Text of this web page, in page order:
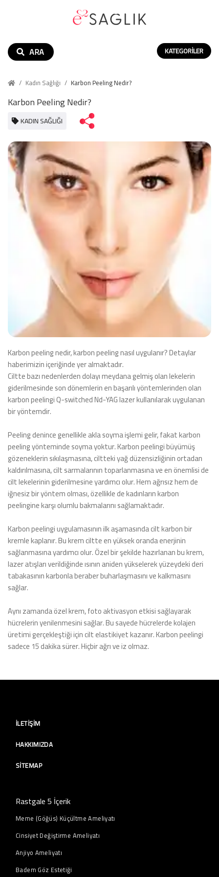
ARA KATEGORILER
/ Kadın Sağlığı / Karbon Peeling Nedir?
Karbon Peeling Nedir?
KADIN SAĞLIĞI
Karbon peeling nedir, karbon peeling nasıl uygulanır? Detaylar
haberimizin içeriğinde yer almaktadır.
Ciltte bazı nedenlerden dolayı meydana gelmiş olan lekelerin
giderilmesinde son dönemlerin en başarılı yöntemlerinden olan
karbon peelingi Q-switched Nd-YAG lazer kullanılarak uygulanan
bir yöntemdir.
Peeling denince genellikle akla soyma işlemi gelir, fakat karbon
peeling yönteminde soyma yoktur. Karbon peelingi büyümüş
gözeneklerin sıkılaşmasına, ciltteki yağ düzensizliğinin ortadan
kaldırılmasına, cilt sarmalarının toparlanmasına ve en önemlisi de
cilt lekelerinin giderilmesine yardımcı olur. Hem ağrısız hem de
iğnesiz bir yöntem olması, özellikle de kadınların karbon
peelingine karşı olumlu bakmalarını sağlamaktadır.
Karbon peelingi uygulamasının ilk aşamasında cilt karbon bir
kremle kaplanır. Bu krem ciltte en yüksek oranda enerjinin
sağlanmasına yardımcı olur. Özel bir şekilde hazırlanan bu krem,
lazer atışları verildiğinde ısının aniden yükselerek yüzeydeki deri
tabakasının karbonla beraber buharlaşmasını ve kalkmasını
sağlar.
Aynı zamanda özel krem, foto aktivasyon etkisi sağlayarak
hücrelerin yenilenmesini sağlar. Bu sayede hücrelerde kolajen
üretimi gerçekleştiği için cilt elastikiyet kazanır. Karbon peelingi
sadece 15 dakika sürer. Hiçbir ağrı ve iz olmaz.
İLETIŞIM
HAKKIMIZDA
SITEMAP
Rastgale 5 İçerik
Meme (Göğüs) Küçültme Ameliyatı
Cinsiyet Değiştirme Ameliyatı
Anjiyo Ameliyatı
Badem Göz Estetiği